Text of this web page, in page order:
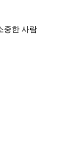
중한 사람